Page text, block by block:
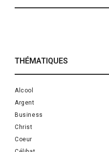
THÉMATIQUES
Alcool
Argent
Business
Christ
Coeur